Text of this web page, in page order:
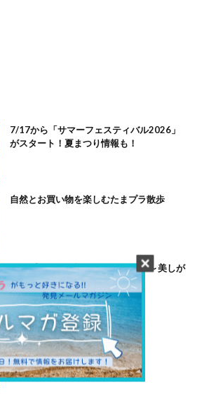
7/17から「サマーフェスティバル2026」
がスタート！夏まつり情報も！
自然とお買い物を楽しむたまプラ散歩
たまプラーザの桜スポット その２～美しが
丘公園など
第15回桜フェスティバル開催